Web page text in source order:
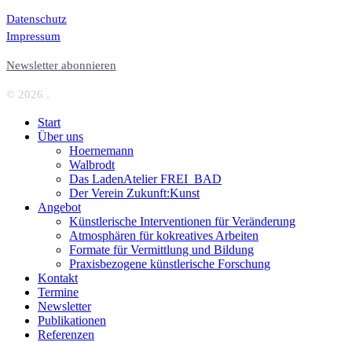
Datenschutz
Impressum
Newsletter abonnieren
© 2026 .
Start
Über uns
Hoernemann
Walbrodt
Das LadenAtelier FREI_BAD
Der Verein Zukunft:Kunst
Angebot
Künstlerische Interventionen für Veränderung
Atmosphären für kokreatives Arbeiten
Formate für Vermittlung und Bildung
Praxisbezogene künstlerische Forschung
Kontakt
Termine
Newsletter
Publikationen
Referenzen